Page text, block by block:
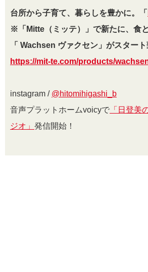
台所から子育て、暮らしを豊かに。「
※「Mitte（ミッテ）」で新たに、食
「 Wachsen ヴァクセン」がスタート
https://mit-te.com/products/
instagram / @hitomihigashi_b
音声プラットホームvoicyで 「日登美
ジオ」 発信開始！